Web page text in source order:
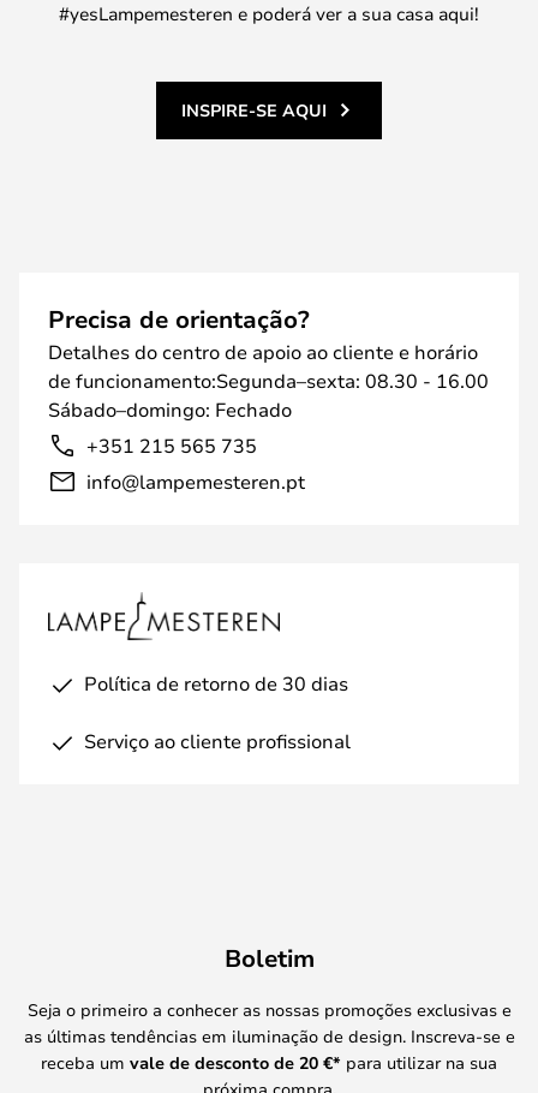
#yesLampemesteren e poderá ver a sua casa aqui!
INSPIRE-SE AQUI
Precisa de orientação?
Detalhes do centro de apoio ao cliente e horário
de funcionamento:Segunda–sexta: 08.30 - 16.00
Sábado–domingo: Fechado
+351 215 565 735
info@lampemesteren.pt
Política de retorno de 30 dias
Serviço ao cliente profissional
Boletim
Seja o primeiro a conhecer as nossas promoções exclusivas e
as últimas tendências em iluminação de design. Inscreva-se e
receba um vale de desconto de 20 €* para utilizar na sua
próxima compra.